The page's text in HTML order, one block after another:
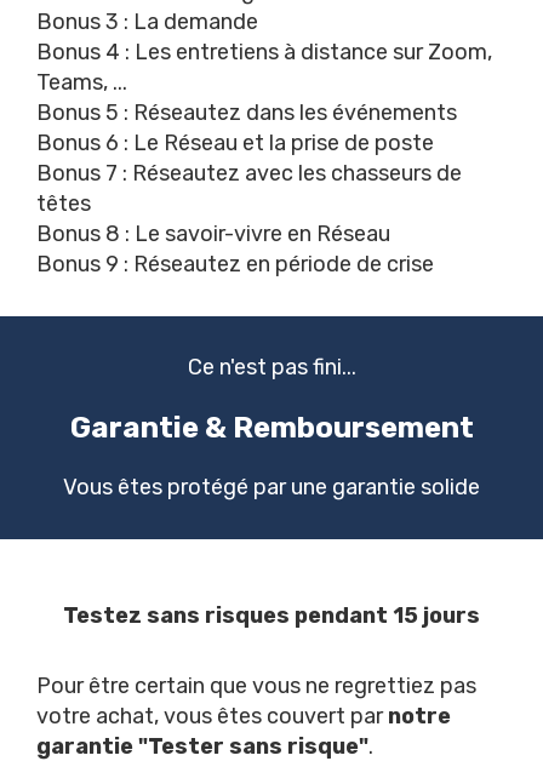
Bonus 3 : La demande
Bonus 4 : Les entretiens à distance sur Zoom,
Teams, ...
Bonus 5 : Réseautez dans les événements
Bonus 6 : Le Réseau et la prise de poste
Bonus 7 : Réseautez avec les chasseurs de
têtes
Bonus 8 : Le savoir-vivre en Réseau
Bonus 9 : Réseautez en période de crise
Ce n'est pas fini...
Garantie & Remboursement
Vous êtes protégé par une garantie solide
Testez sans risques pendant 15 jours
Pour être certain que vous ne regrettiez pas
votre achat, vous êtes couvert parnotre
garantie "Tester sans risque".